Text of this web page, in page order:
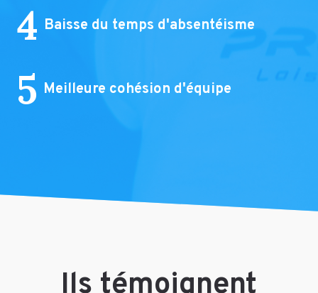
4 Baisse du temps d'absentéisme
5 Meilleure cohésion d'équipe